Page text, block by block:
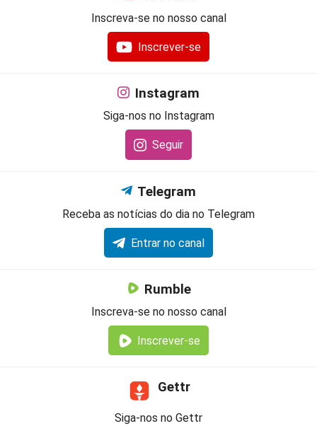
Inscreva-se no nosso canal
Inscrever-se
Instagram
Siga-nos no Instagram
Seguir
Telegram
Receba as notícias do dia no Telegram
Entrar no canal
Rumble
Inscreva-se no nosso canal
Inscrever-se
Gettr
Siga-nos no Gettr